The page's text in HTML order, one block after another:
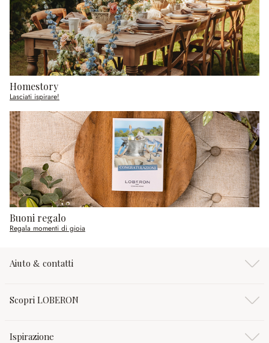
Homestory
Lasciati ispirare!
Buoni regalo
Regala momenti di gioia
Aiuto & contatti
Scopri LOBERON
Ispirazione